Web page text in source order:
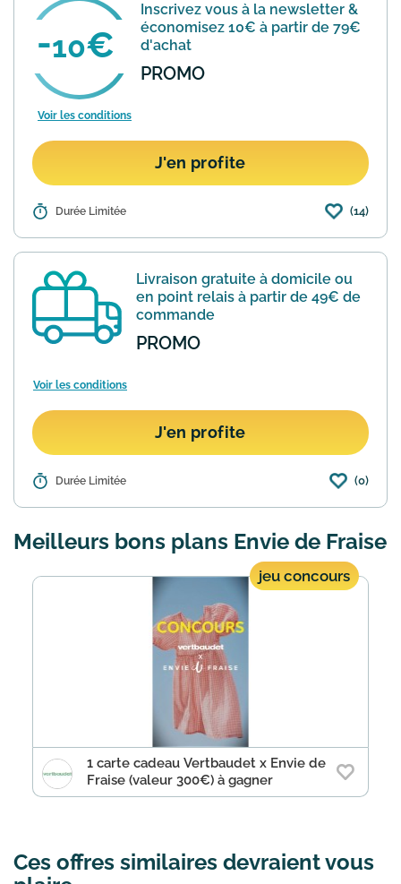
10
Inscrivez vous à la newsletter &
économisez 10€ à partir de 79€
d'achat
PROMO
Voir les conditions
J'en profite
Détails : Valable une seule fois par personne,
vous inscrivant à la newsletter d'Envie
d'économiser 10€ sur...En savoir plus
Durée Limitée (14)
Livraison gratuite à domicile ou
en point relais à partir de 49€ de
commande
PROMO
Voir les conditions
J'en profite
Détails : Dès 49€ d'achat sur le site Envie de
réduction se fait automatiquement au
panier une fois...
Durée Limitée (0)
Meilleurs bons plans Envie de Fraise
jeu concours
1 carte cadeau Vertbaudet x Envie de
Fraise (valeur 300€) à gagner
Ces offres similaires devraient vous